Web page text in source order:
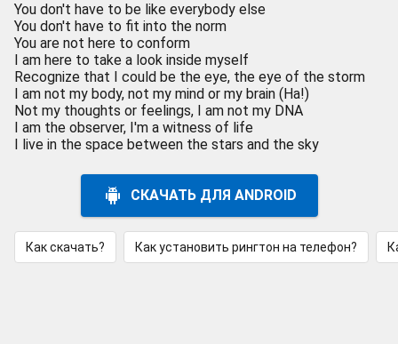
You don't have to be like everybody else
You don't have to fit into the norm
You are not here to conform
I am here to take a look inside myself
Recognize that I could be the eye, the eye of the storm
I am not my body, not my mind or my brain (Ha!)
Not my thoughts or feelings, I am not my DNA
I am the observer, I'm a witness of life
I live in the space between the stars and the sky
СКАЧАТЬ ДЛЯ ANDROID
Как скачать? Как установить рингтон на телефон?